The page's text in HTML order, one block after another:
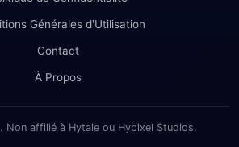
Générales d'Utilisation
Contact
À Propos
Non affilié à Hytale ou Hypixel Studios.